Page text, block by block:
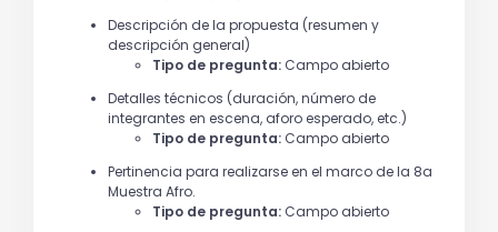
Descripción de la propuesta (resumen y
descripción general)
Tipo de pregunta: Campo abierto
Detalles técnicos (duración, número de
integrantes en escena, aforo esperado, etc.)
Tipo de pregunta: Campo abierto
Pertinencia para realizarse en el marco de la 8a
Muestra Afro.
Tipo de pregunta: Campo abierto